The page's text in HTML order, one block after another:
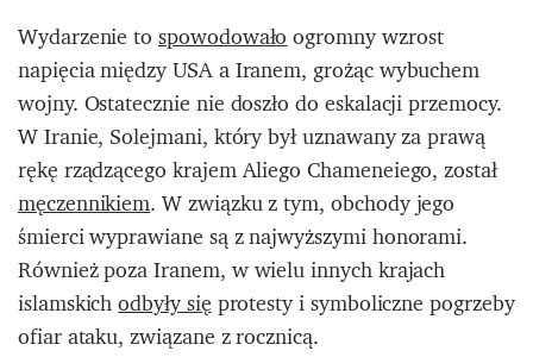
Wydarzenie tospowodowałoogromny wzrost
napięcia między USA a Iranem, grożąc wybuchem
wojny. Ostatecznie nie doszło do eskalacji przemocy.
W Iranie, Solejmani, który był uznawany za prawą
rękę rządzącego krajem Aliego Chameneiego, został
męczennikiem. W związku z tym, obchody jego
śmierci wyprawiane są z najwyższymi honorami.
Również poza Iranem, w wielu innych krajach
islamskichodbyły sięprotesty i symboliczne pogrzeby
ofiar ataku, związane z rocznicą.